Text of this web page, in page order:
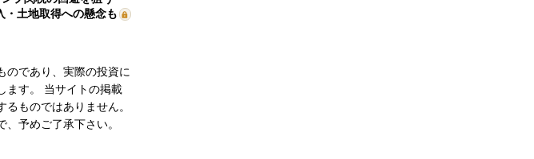
・土地取得への懸念も
のであり、実際の投資に
ます。 当サイトの掲載
ものではありません。
予めご了承下さい。